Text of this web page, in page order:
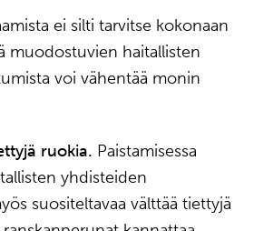
ei silti tarvitse kokonaan
muodostuvien haitallisten
voi vähentää monin
ruokia. Paistamisessa
yhdisteiden
suositeltavaa välttää tiettyjä